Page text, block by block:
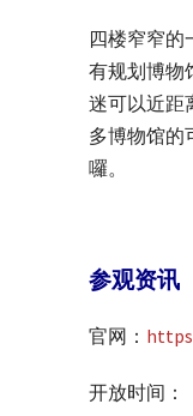
四楼窄窄的
有规划博物
迷可以近距
多博物馆的
囉。
参观资讯
官网：
开放时间：